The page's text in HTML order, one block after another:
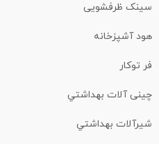
سینک ظرفشویی
هود آشپزخانه
فر توکار
چینی آلات بهداشتي
شیرآلات بهداشتي